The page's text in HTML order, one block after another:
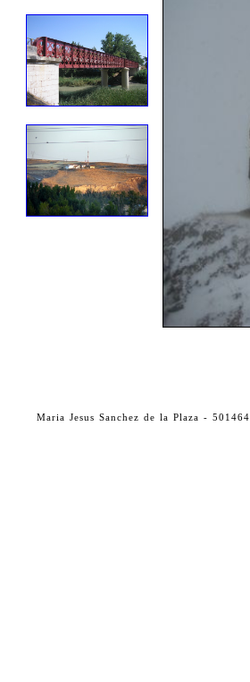
Maria Jesus Sanchez de la Plaza -